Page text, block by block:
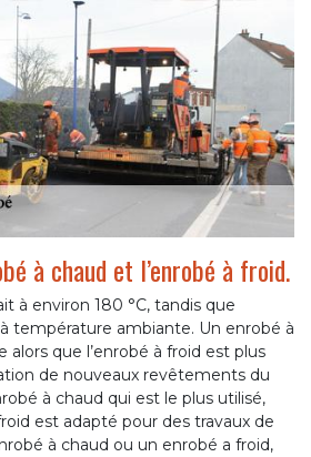
à chaud et l’enrobé à froid.
à environ 180 °C, tandis que
à température ambiante. Un enrobé à
alors que l’enrobé à froid est plus
de nouveaux revêtements du
à chaud qui est le plus utilisé,
est adapté pour des travaux de
à chaud ou un enrobé a froid,